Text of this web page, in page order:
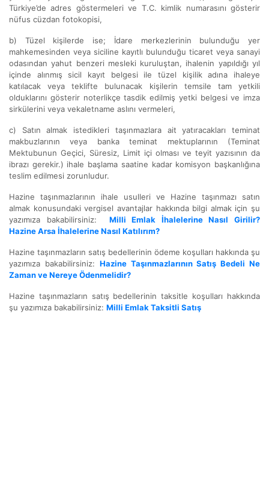
Türkiye’de adres göstermeleri ve T.C. kimlik numarasını gösterir
nüfus cüzdan fotokopisi,
b) Tüzel kişilerde ise; İdare merkezlerinin bulunduğu yer
mahkemesinden veya siciline kayıtlı bulunduğu ticaret veya sanayi
odasından yahut benzeri mesleki kuruluştan, ihalenin yapıldığı yıl
içinde alınmış sicil kayıt belgesi ile tüzel kişilik adına ihaleye
katılacak veya teklifte bulunacak kişilerin temsile tam yetkili
olduklarını gösterir noterlikçe tasdik edilmiş yetki belgesi ve imza
sirkülerini veya vekaletname aslını vermeleri,
c) Satın almak istedikleri taşınmazlara ait yatıracakları teminat
makbuzlarının veya banka teminat mektuplarının (Teminat
Mektubunun Geçici, Süresiz, Limit içi olması ve teyit yazısının da
ibrazı gerekir.) ihale başlama saatine kadar komisyon başkanlığına
teslim edilmesi zorunludur.
Hazine taşınmazlarının ihale usulleri ve Hazine taşınmazı satın
almak konusundaki vergisel avantajlar hakkında bilgi almak için şu
yazımıza bakabilirsiniz: Milli Emlak İhalelerine Nasıl Girilir?
Hazine Arsa İhalelerine Nasıl Katılırım?
Hazine taşınmazların satış bedellerinin ödeme koşulları hakkında şu
yazımıza bakabilirsiniz: Hazine Taşınmazlarının Satış Bedeli Ne
Zaman ve Nereye Ödenmelidir?
Hazine taşınmazların satış bedellerinin taksitle koşulları hakkında
şu yazımıza bakabilirsiniz: Milli Emlak Taksitli Satış